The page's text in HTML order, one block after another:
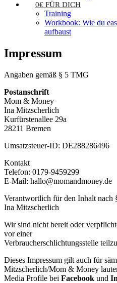
0€ FÜR DICH
Training
Workbook: Wie du
aufbaust
Impressum
Angaben gemäß § 5 TMG
Postanschrift
Mom & Money
Ina Mitzscherlich
Kurfürstenallee 29a
28211 Bremen
Umsatzsteuer-ID: DE288286496
Kontakt
Telefon: 0179-9459299
E-Mail: hallo@momandmoney.de
Verantwortlich für den Inhalt nach
Ina Mitzscherlich
Wir sind nicht bereit oder
vor einer
Verbraucherschlichtungsstelle
Dieses Impressum gilt auch für
Mitzscherlich/Mom & Money
Media Profile bei Facebook und